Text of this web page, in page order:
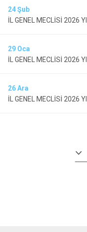
24Şub
İL GENEL MECLİSİ 2026
29 Oca
İL GENEL MECLİSİ 2026
26Ara
İL GENEL MECLİSİ 2026